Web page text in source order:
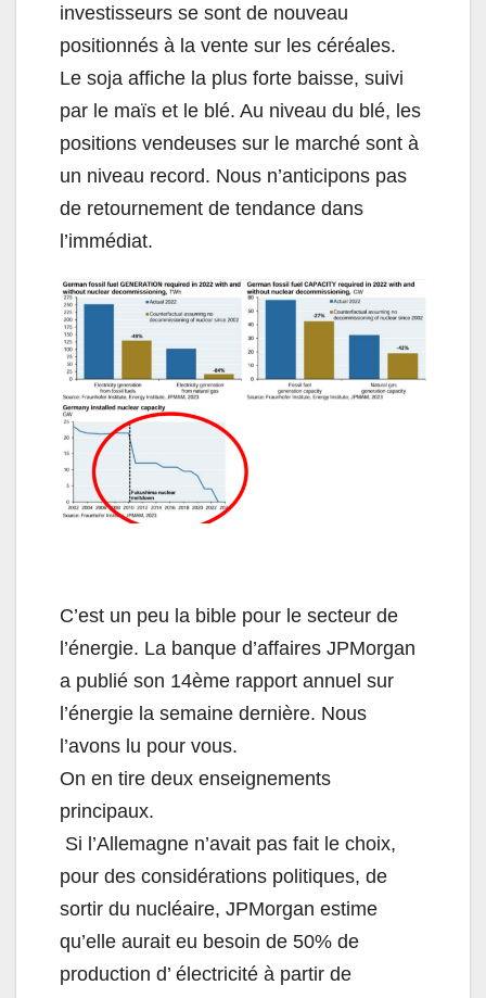
investisseurs se sont de nouveau
positionnés à la vente sur les céréales.
Le soja affiche la plus forte baisse, suivi
par le maïs et le blé. Au niveau du blé, les
positions vendeuses sur le marché sont à
un niveau record. Nous n’anticipons pas
de retournement de tendance dans
l’immédiat.
C’est un peu la bible pour le secteur de
l’énergie. La banque d’affaires JPMorgan
a publié son 14ème rapport annuel sur
l’énergie la semaine dernière. Nous
l’avons lu pour vous.
On en tire deux enseignements
principaux.
Si l’Allemagne n’avait pas fait le choix,
pour des considérations politiques, de
sortir du nucléaire, JPMorgan estime
qu’elle aurait eu besoin de 50% de
production d’ électricité à partir de